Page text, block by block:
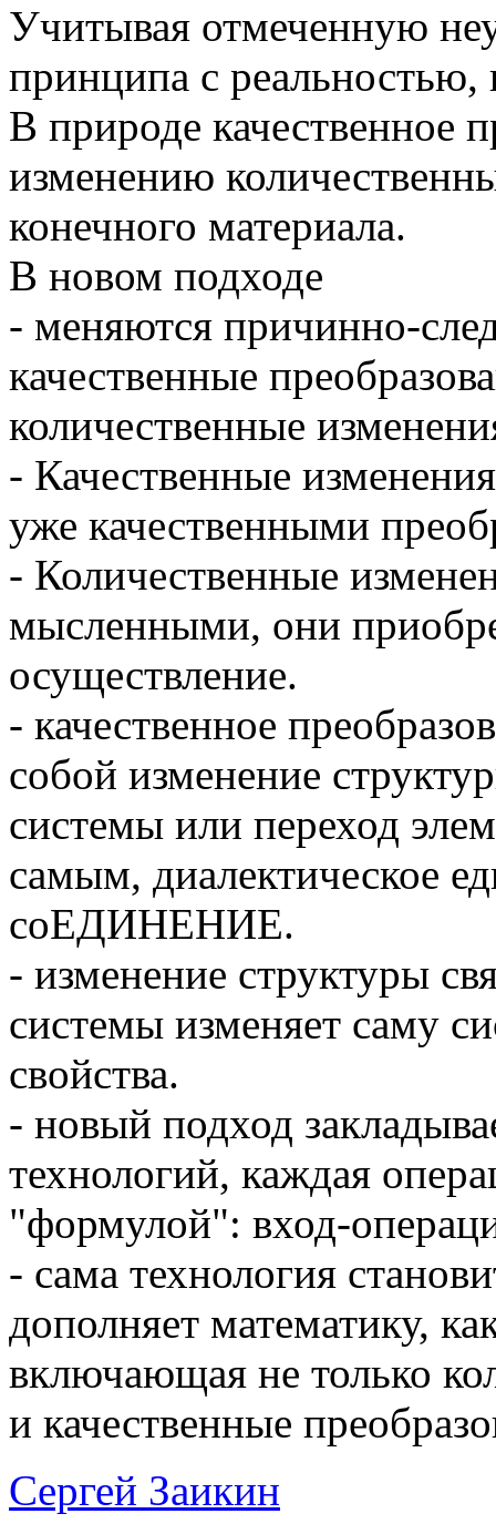
Учитывая отмеченную
принципа с реальностью,
В природе качественное
изменению
конечного материала.
В новом подходе
- меняются причинно-
качественные
количественные
- Качественные
уже качественными
- Количественные
мысленными, они
осуществление.
- качественное
собой изменение
системы или переход
самым, диалектическое
соЕДИНЕНИЕ.
- изменение структуры
системы изменяет саму
свойства.
- новый подход
технологий, каждая
"формулой": вход-
- сама технология
дополняет математику,
включающая не только
и качественные
Сергей Заикин